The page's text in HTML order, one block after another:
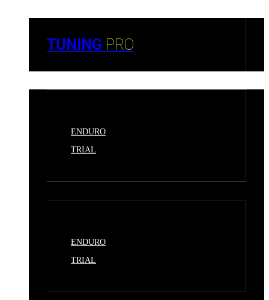
TUNING PRO
ENDURO
TRIAL
ENDURO
TRIAL